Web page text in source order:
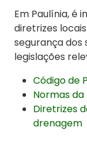
Em Paulínia, é
diretrizes
segurança dos
legislações
Código de
Normas
Diretrizes
drenagem